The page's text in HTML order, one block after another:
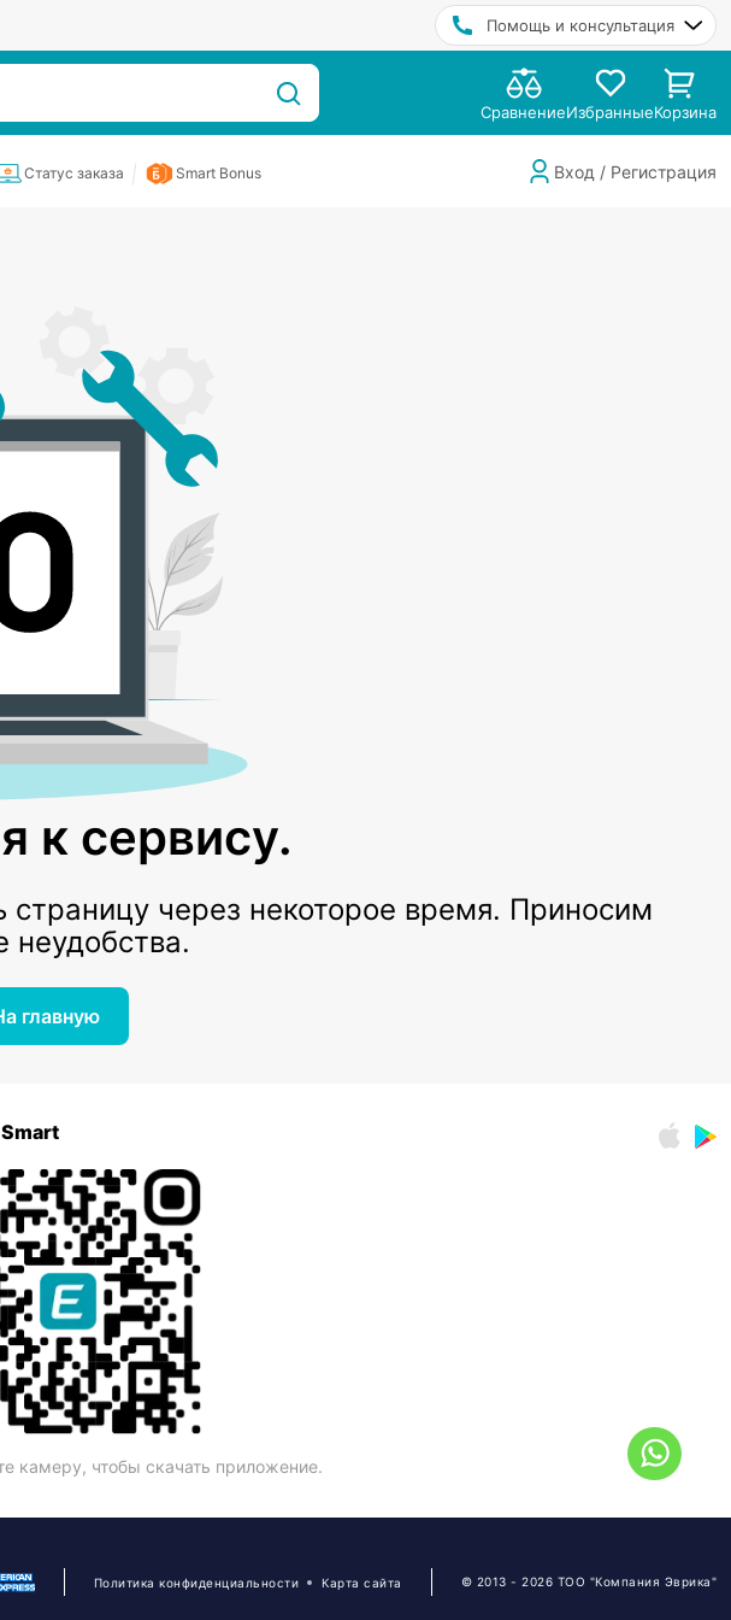
Помощь и консультация
СравнениеИзбранныеКорзина
Статус заказа Smart Bonus Вход / Регистрация
к сервису.
через некоторое время. Приносим
неудобства.
главную
камеру, чтобы скачать приложение.
Политика конфиденциальности Карта сайта © 2013 - 2026 ТОО "Компания Эврика"